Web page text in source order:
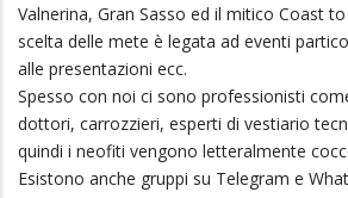
Valnerina, Gran Sasso ed il mitico Coast
scelta delle mete è legata ad eventi
alle presentazioni ecc.
Spesso con noi ci sono professionisti
dottori, carrozzieri, esperti di vestiario
quindi i neofiti vengono letteralmente
Esistono anche gruppi su Telegram e